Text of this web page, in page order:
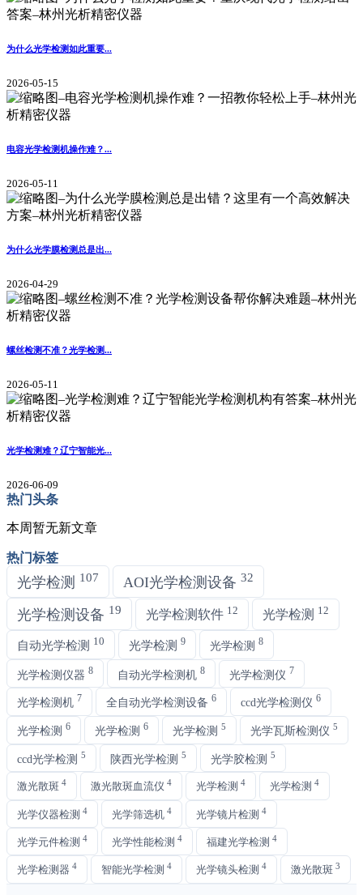
为什么光学检测如此重要...
2026-05-15
电容光学检测机操作难？...
2026-05-11
为什么光学膜检测总是出...
2026-04-29
螺丝检测不准？光学检测...
2026-05-11
光学检测难？辽宁智能光...
2026-06-09
热门头条
本周暂无新文章
热门标签
光学检测 107 AOI光学检测设备 32
光学检测设备 19 光学检测软件 12 光学检测 12
自动光学检测 10 光学检测 9 光学检测 8
光学检测仪器 8 自动光学检测机 8 光学检测仪 7
光学检测机 7 全自动光学检测设备 6 ccd光学检测仪 6
光学检测 6 光学检测 6 光学检测 5 光学瓦斯检测仪 5
ccd光学检测 5 陕西光学检测 5 光学胶检测 5
激光散斑 4 激光散斑血流仪 4 光学检测 4 光学检测 4
光学仪器检测 4 光学筛选机 4 光学镜片检测 4
光学元件检测 4 光学性能检测 4 福建光学检测 4
光学检测器 4 智能光学检测 4 光学镜头检测 4 激光散斑 3